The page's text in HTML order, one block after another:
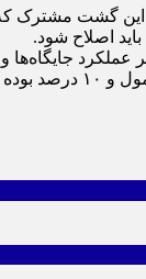
این گشت
اصلاح شود.
عملکرد
هاست.